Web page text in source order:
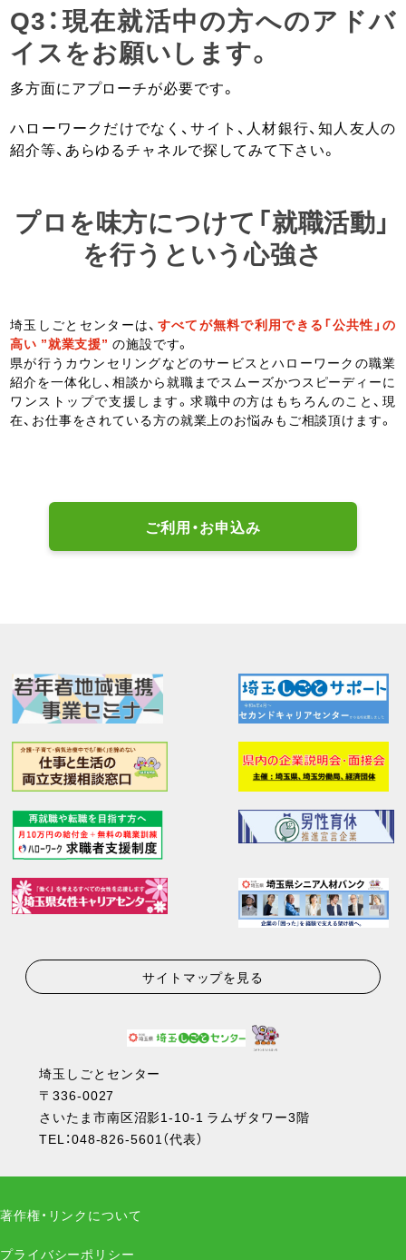
Q3：現在就活中の方へのアドバ
イスをお願いします。
多方面にアプローチが必要です。
ハローワークだけでなく、サイト、人材銀行、知人友人の
紹介等、あらゆるチャネルで探してみて下さい。
プロを味方につけて「就職活動」
を行うという心強さ
埼玉しごとセンターは、 すべてが無料で利用できる「公共性」の
高い ”就業支援” の施設です。
県が行うカウンセリングなどのサービスとハローワークの職業
紹介を一体化し、相談から就職までスムーズかつスピーディーに
ワンストップで支援します。求職中の方はもちろんのこと、現
在、お仕事をされている方の就業上のお悩みもご相談頂けます。
ご利用・お申込み
サイトマップを見る
埼玉しごとセンター
〒336-0027
さいたま市南区沼影1-10-1 ラムザタワー3階
TEL：048-826-5601（代表）
著作権・リンクについて
プライバシーポリシー